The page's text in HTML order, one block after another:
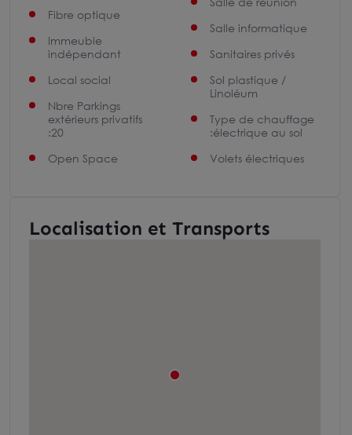
Fibre optique
Immeuble
indépendant
Local social
Nbre Parkings
extérieurs privatifs
:20
Open Space
Salle informatique
Sanitaires privés
Sol plastique /
Linoléum
Type de chauffage
:électrique au sol
Volets électriques
Localisation et Transports